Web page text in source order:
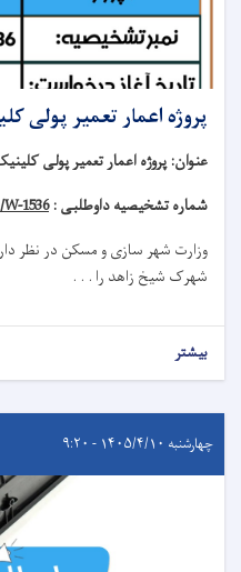
پروژه اعمار تعمیر
عنوان: پروژه اعمار تعمیر پولی
شماره تشخیصیه داوطلبی :1536
وزارت شهر سازی و مسکن در نظر
شهرک شیخ زاهد را . . .
بیشتر
چهارشنبه ۱۴۰۵/۴/۱۰ - ۹:۲۰